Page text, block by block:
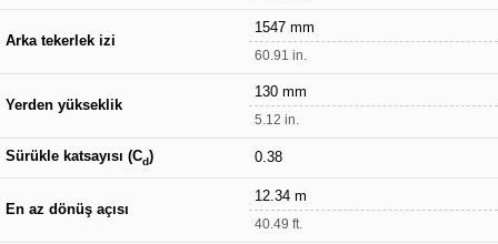
Arka tekerlek izi
1547 mm
60.91 in.
Yerden yükseklik
130 mm
5.12 in.
Sürükle katsayısı (Cd) 0.38
En az dönüş açısı
12.34 m
40.49 ft.